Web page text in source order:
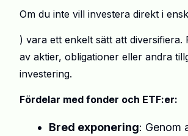
Om du inte vill investera direkt i
) vara ett enkelt sätt att
av aktier, obligationer eller andra
investering.
Fördelar med fonder och ETF:er:
Bred exponering: Genom